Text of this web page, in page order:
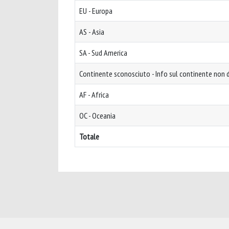
EU - Europa
AS - Asia
SA - Sud America
Continente sconosciuto - Info sul continente non
AF - Africa
OC - Oceania
Totale